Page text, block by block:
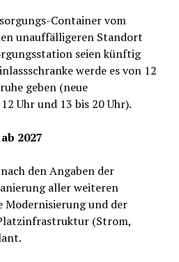
Container vom
unauffälligeren Standort
seien künftig
werde es von 12
geben (neue
Uhr und 13 bis 20 Uhr).
2027
den Angaben der
aller weiteren
Modernisierung und der
(Strom,